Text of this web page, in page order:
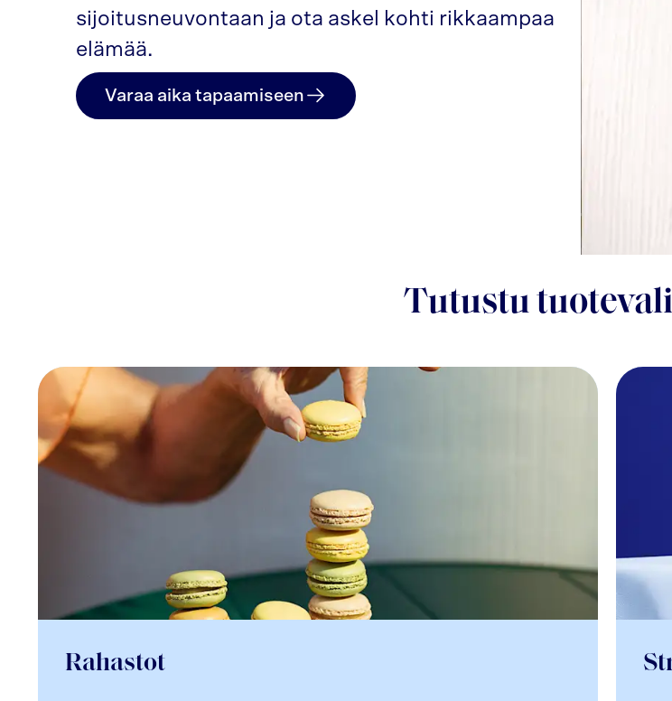
sijoitusneuvontaan ja ota askel kohti rikkaampaa
elämää.
Varaa aika tapaamiseen
Tutustu
Rahastot